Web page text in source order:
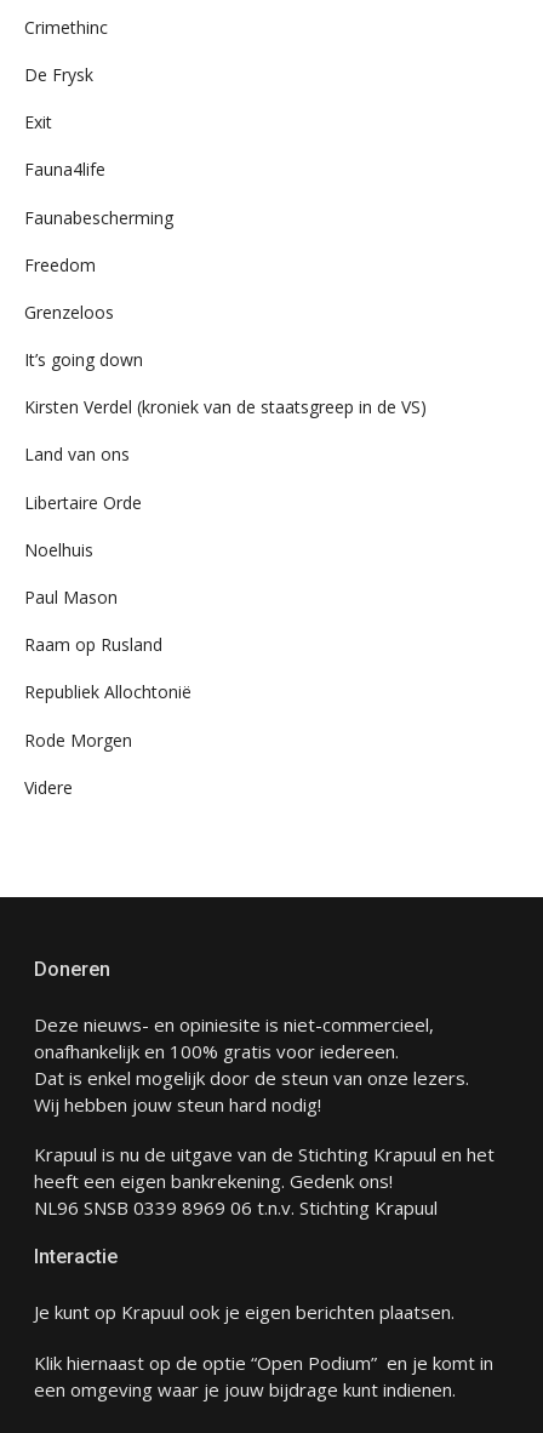
Crimethinc
De Frysk
Exit
Fauna4life
Faunabescherming
Freedom
Grenzeloos
It’s going down
Kirsten Verdel (kroniek van de staatsgreep in de VS)
Land van ons
Libertaire Orde
Noelhuis
Paul Mason
Raam op Rusland
Republiek Allochtonië
Rode Morgen
Videre
Doneren
Deze nieuws- en opiniesite is niet-commercieel,
onafhankelijk en 100% gratis voor iedereen.
Dat is enkel mogelijk door de steun van onze lezers.
Wij hebben jouw steun hard nodig!
Krapuul is nu de uitgave van de Stichting Krapuul en het
heeft een eigen bankrekening. Gedenk ons!
NL96 SNSB 0339 8969 06 t.n.v. Stichting Krapuul
Interactie
Je kunt op Krapuul ook je eigen berichten plaatsen.
Klik hiernaast op de optie “Open Podium” en je komt in
een omgeving waar je jouw bijdrage kunt indienen.